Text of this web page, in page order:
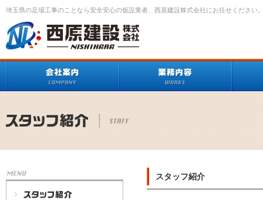
埼玉県の足場工事のことなら安全安心の仮設業者、西原建設株式会社にお任せください
スタッフ紹介